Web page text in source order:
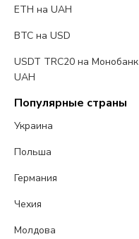
ETH на UAH
BTC на USD
USDT TRC20 на Монобанк
UAH
Популярные страны
Украина
Польша
Германия
Чехия
Молдова